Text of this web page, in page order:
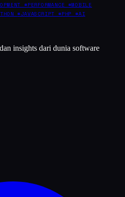
#PERFORMANCE #MOBILE
#JAVASCRIPT #PHP #AI
insights dari dunia software